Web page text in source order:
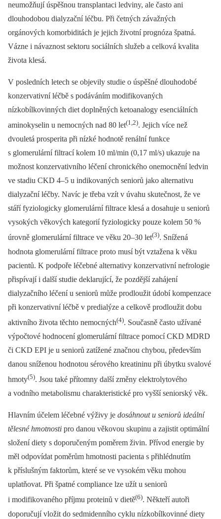
neumožňují úspěšnou transplantaci ledviny, ale často ani
dlouhodobou dialyzační léčbu. Při četných závažných
orgánových komorbiditách je jejich životní prognóza špatná.
Vázne i návaznost sektoru sociálních služeb a celková kvalita
života klesá.
V posledních letech se objevily studie o úspěšné dlouhodobé
konzervativní léčbě s podáváním modifikovaných
nízkobílkovinných diet doplněných ketoanalogy esenciálních
aminokyselin u nemocných nad 80 let(1,2). Jejich více než
dvouletá prosperita při nízké hodnotě renální funkce
s glomerulární filtrací kolem 10 ml/min (0,17 ml/s) ukazuje na
možnost konzervativního léčení chronického onemocnění ledvin
ve stadiu CKD 4–5 u indikovaných seniorů jako alternativu
dialyzační léčby. Navíc je třeba vzít v úvahu skutečnost, že ve
stáří fyziologicky glomerulární filtrace klesá a dosahuje u seniorů
vysokých věkových kategorií fyziologicky pouze kolem 50 %
úrovně glomerulární filtrace ve věku 20–30 let(3). Snížená
hodnota glomerulární filtrace proto musí být vztažena k věku
pacientů. K podpoře léčebné alternativy konzervativní nefrologie
přispívají i další studie deklarující, že pozdější zahájení
dialyzačního léčení u seniorů může prodloužit údobí kompenzace
při konzervativní léčbě v predialýze a celkově prodloužit dobu
aktivního života těchto nemocných(4). Současně často užívané
výpočtové hodnocení glomerulární filtrace pomocí CKD MDRD
či CKD EPI je u seniorů zatížené značnou chybou, především
danou sníženou hodnotou sérového kreatininu při úbytku svalové
hmoty(5). Jsou také přítomny další změny elektrolytového
a vodního metabolismu charakteristické pro vyšší seniorský věk.
Hlavním účelem léčebné výživy je dosáhnout u seniorů ideální
tělesné hmotnosti pro danou věkovou skupinu a zajistit optimální
složení diety s doporučeným poměrem živin. Přívod energie by
měl odpovídat poměrům hmotnosti pacienta s přihlédnutím
k příslušným faktorům, které se ve vysokém věku mohou
uplatňovat. Při špatné compliance lze užít u seniorů
i modifikovaného příjmu proteinů v dietě(6). Někteří autoři
doporučují vložit do sedmidenního cyklu nízkobílkovinné diety